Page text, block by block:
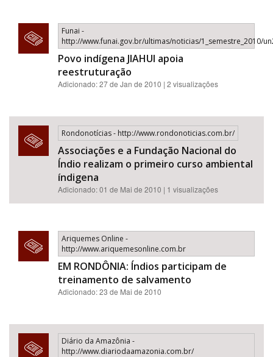
Funai -
http://www.funai.gov.br/ultimas/noticias/1_semestre_2010/
Povo indígena JIAHUI apoia
reestruturação
Adicionado: 27 de Jan de 2010 | 2 visualizações
Rondonotícias - http://www.rondonoticias.com.br/
Associações e a Fundação Nacional do
Índio realizam o primeiro curso ambiental
índigena
Adicionado: 01 de Mai de 2010 | 1 visualizações
Ariquemes Online -
http://www.ariquemesonline.com.br
EM RONDÔNIA: Índios participam de
treinamento de salvamento
Adicionado: 23 de Mai de 2010
Diário da Amazônia -
http://www.diariodaamazonia.com.br/